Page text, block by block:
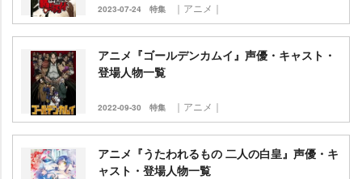
2023-07-24 特集 ｜アニメ｜
アニメ『ゴールデンカムイ』声優・キャスト・
登場人物一覧
2022-09-30 特集 ｜アニメ｜
アニメ『うたわれるもの 二人の白皇』声優・キ
ャスト・登場人物一覧